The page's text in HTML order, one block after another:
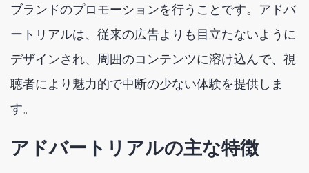
ブランドのプロモーションを行うことです。アドバ
ートリアルは、従来の広告よりも目立たないように
デザインされ、周囲のコンテンツに溶け込んで、視
聴者により魅力的で中断の少ない体験を提供しま
す。
アドバートリアルの主な特徴